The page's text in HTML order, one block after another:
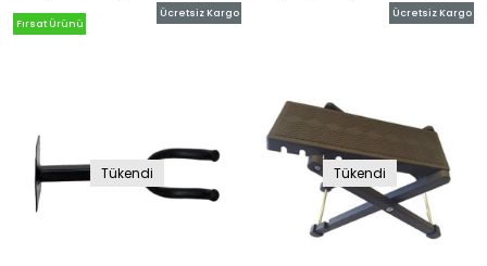
Tükendi
Ücretsiz Kargo
Fırsat Ürünü
Tükendi
Ücretsiz Kargo